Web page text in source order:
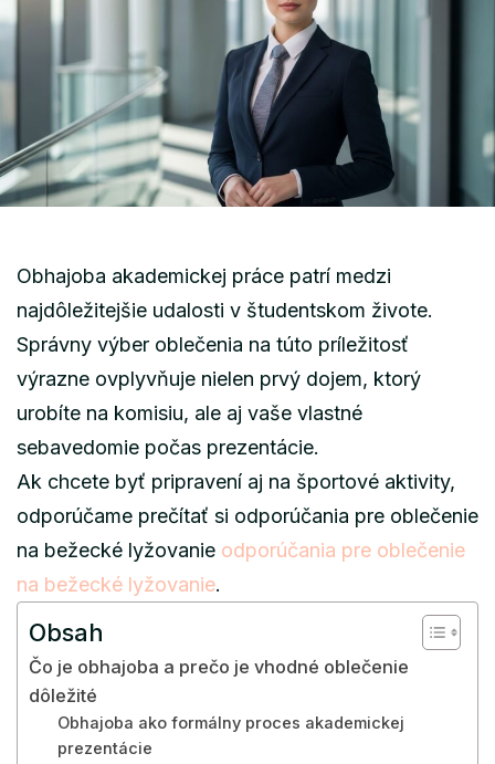
Obhajoba akademickej práce patrí medzi
najdôležitejšie udalosti v študentskom živote.
Správny výber oblečenia na túto príležitosť
výrazne ovplyvňuje nielen prvý dojem, ktorý
urobíte na komisiu, ale aj vaše vlastné
sebavedomie počas prezentácie.
Ak chcete byť pripravení aj na športové aktivity,
odporúčame prečítať si odporúčania pre oblečenie
na bežecké lyžovanie odporúčania pre oblečenie
na bežecké lyžovanie.
Obsah
Čo je obhajoba a prečo je vhodné oblečenie
dôležité
Obhajoba ako formálny proces akademickej
prezentácie